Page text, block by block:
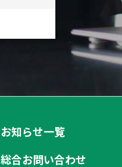
お知らせ一覧
総合お問い合わせ